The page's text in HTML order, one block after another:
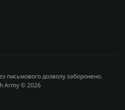
письмового дозволу заборонено.
Army © 2026